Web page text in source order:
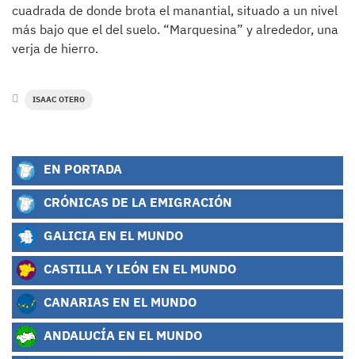
cuadrada de donde brota el manantial, situado a un nivel
más bajo que el del suelo. “Marquesina” y alrededor, una
verja de hierro.
ISAAC OTERO
EN PORTADA
CRÓNICAS DE LA EMIGRACIÓN
GALICIA EN EL MUNDO
CASTILLA Y LEÓN EN EL MUNDO
CANARIAS EN EL MUNDO
ANDALUCÍA EN EL MUNDO